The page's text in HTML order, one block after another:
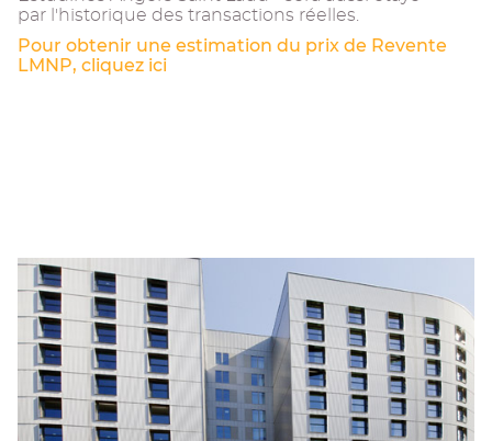
par l'historique des transactions réelles.
Pour obtenir une estimation du prix de Revente
LMNP, cliquez ici